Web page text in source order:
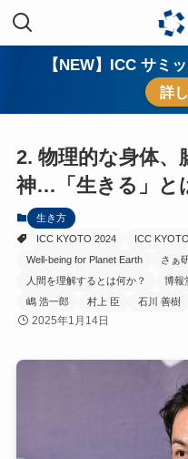
【NEW】ICC サミ
詳
2. 物理的な身体、
神…「生きる」と
生き方
ICC KYOTO 2024
ICC
Well-being for Planet Earth
さぁ
人間を理解するとは何か？
博報
嶋 浩一郎
村上 臣 石川 善樹
2025年1月14日